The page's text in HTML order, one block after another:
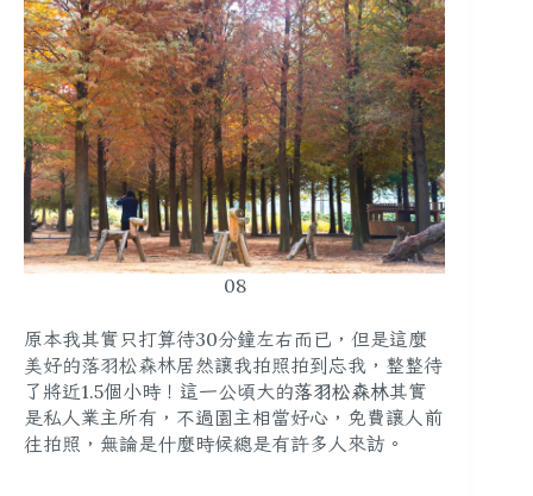
08
原本我其實只打算待30分鐘左右而已，但是這麼
美好的落羽松森林居然讓我拍照拍到忘我，整整待
了將近1.5個小時！這一公頃大的落羽松森林其實
是私人業主所有，不過園主相當好心，免費讓人前
往拍照，無論是什麼時候總是有許多人來訪。